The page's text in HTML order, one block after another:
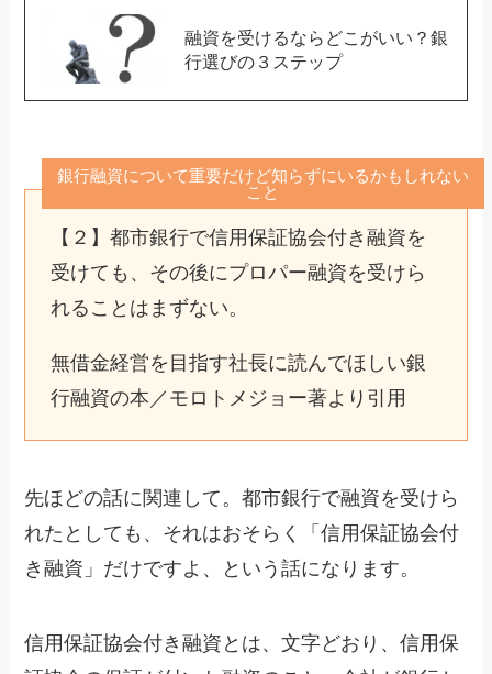
融資を受けるならどこがいい？銀
行選びの３ステップ
銀行融資について重要だけど知らずにいるかもしれない
こと
【２】都市銀行で信用保証協会付き融資を
受けても、その後にプロパー融資を受けら
れることはまずない。
無借金経営を目指す社長に読んでほしい銀
行融資の本／モロトメジョー著より引用
先ほどの話に関連して。都市銀行で融資を受けら
れたとしても、それはおそらく「信用保証協会付
き融資」だけですよ、という話になります。
信用保証協会付き融資とは、文字どおり、信用保